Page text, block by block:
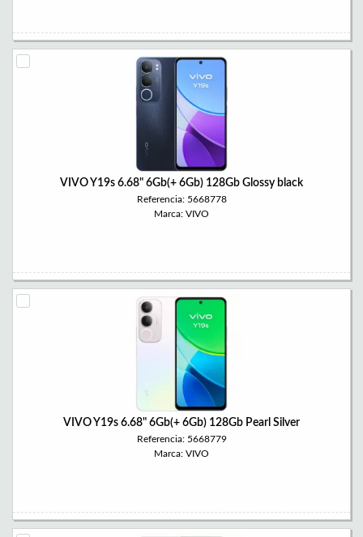
VIVO Y19s 6.68" 6Gb(+ 6Gb) 128Gb Glossy black
Referencia: 5668778
Marca: VIVO
VIVO Y19s 6.68" 6Gb(+ 6Gb) 128Gb Pearl Silver
Referencia: 5668779
Marca: VIVO